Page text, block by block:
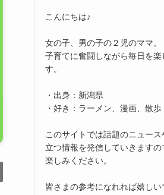
こんにちは♪
女の子、男の子の２児のママ。
子育てに奮闘しながら毎日を楽
す。
・出身：新潟県
・好き：ラーメン、漫画、散歩
このサイトでは話題のニュー
立つ情報を発信していきますの
楽しみください。
皆さまの参考になれれば嬉しい